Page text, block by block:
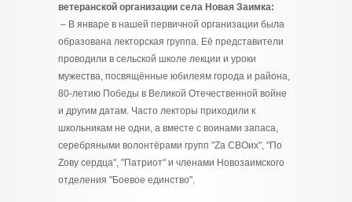
ветеранской организации села Новая Заимка:
– В январе в нашей первичной организации была
образована лекторская группа. Её представители
проводили в сельской школе лекции и уроки
мужества, посвящённые юбилеям города и района,
80-летию Победы в Великой Отечественной войне
и другим датам. Часто лекторы приходили к
школьникам не одни, а вместе с воинами запаса,
серебряными волонтёрами групп "Zа СВОих", "По
Zову сердца", "Патриот" и членами Новозаимского
отделения "Боевое единство".